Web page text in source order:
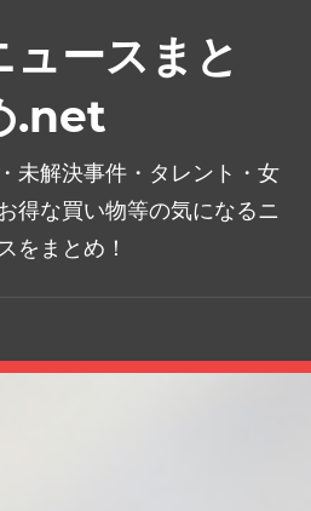
ュースまと
.net
未解決事件・タレント・女
得な買い物等の気になるニ
をまとめ！